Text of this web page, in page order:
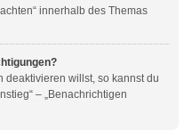
innerhalb des Themas
willst, so kannst du
– „Benachrichtigen